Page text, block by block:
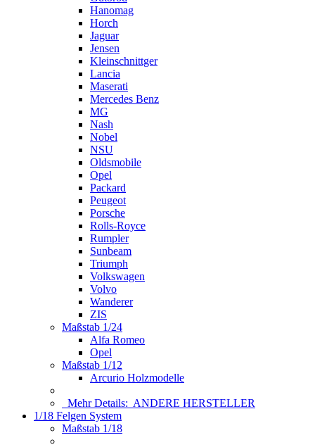
Hanomag
Horch
Jaguar
Jensen
Kleinschnittger
Lancia
Maserati
Mercedes Benz
MG
Nash
Nobel
NSU
Oldsmobile
Opel
Packard
Peugeot
Porsche
Rolls-Royce
Rumpler
Sunbeam
Triumph
Volkswagen
Volvo
Wanderer
ZIS
Maßstab 1/24
Alfa Romeo
Opel
Maßstab 1/12
Arcurio Holzmodelle
Mehr Details: ANDERE HERSTELLER
1/18 Felgen System
Maßstab 1/18